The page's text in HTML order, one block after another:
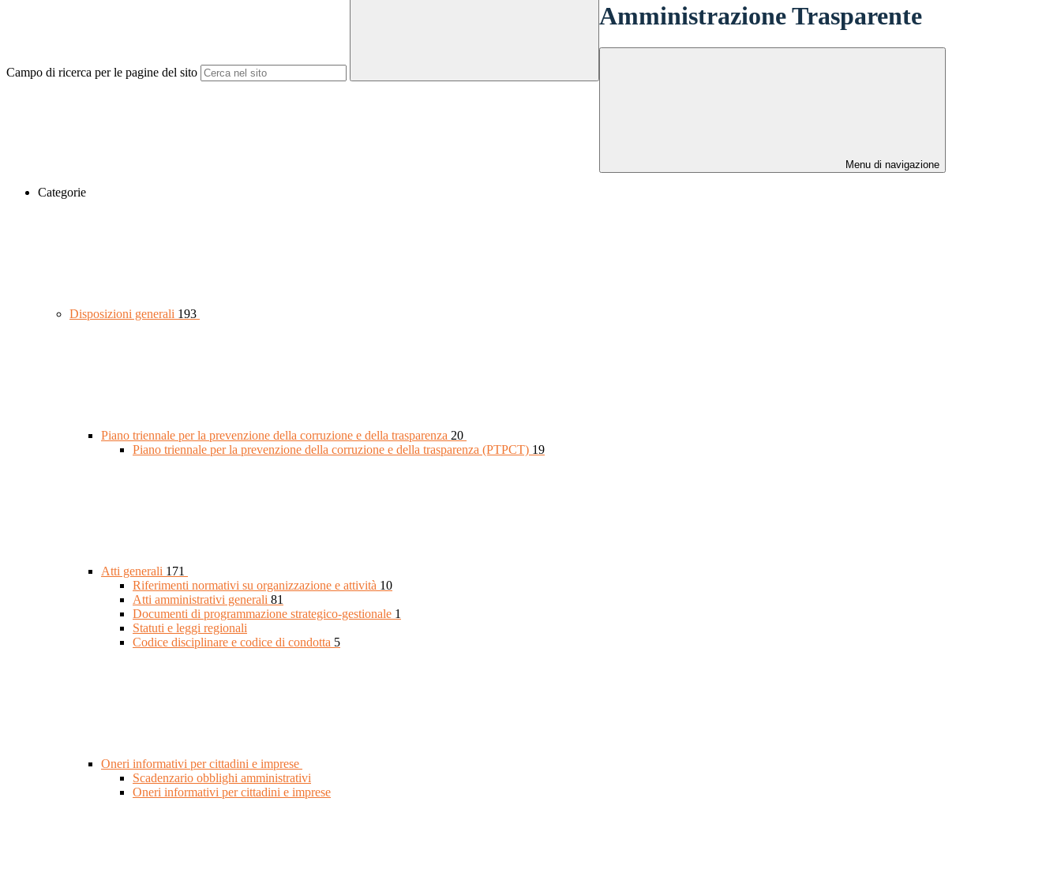
Campo di ricerca per le pagine del sito
Amministrazione Trasparente
Menu di navigazione
Categorie
Disposizioni generali 193
Piano triennale per la prevenzione della corruzione e della trasparenza 20
Piano triennale per la prevenzione della corruzione e della trasparenza (PTPCT) 19
Atti generali 171
Riferimenti normativi su organizzazione e attività 10
Atti amministrativi generali 81
Documenti di programmazione strategico-gestionale 1
Statuti e leggi regionali
Codice disciplinare e codice di condotta 5
Oneri informativi per cittadini e imprese
Scadenzario obblighi amministrativi
Oneri informativi per cittadini e imprese